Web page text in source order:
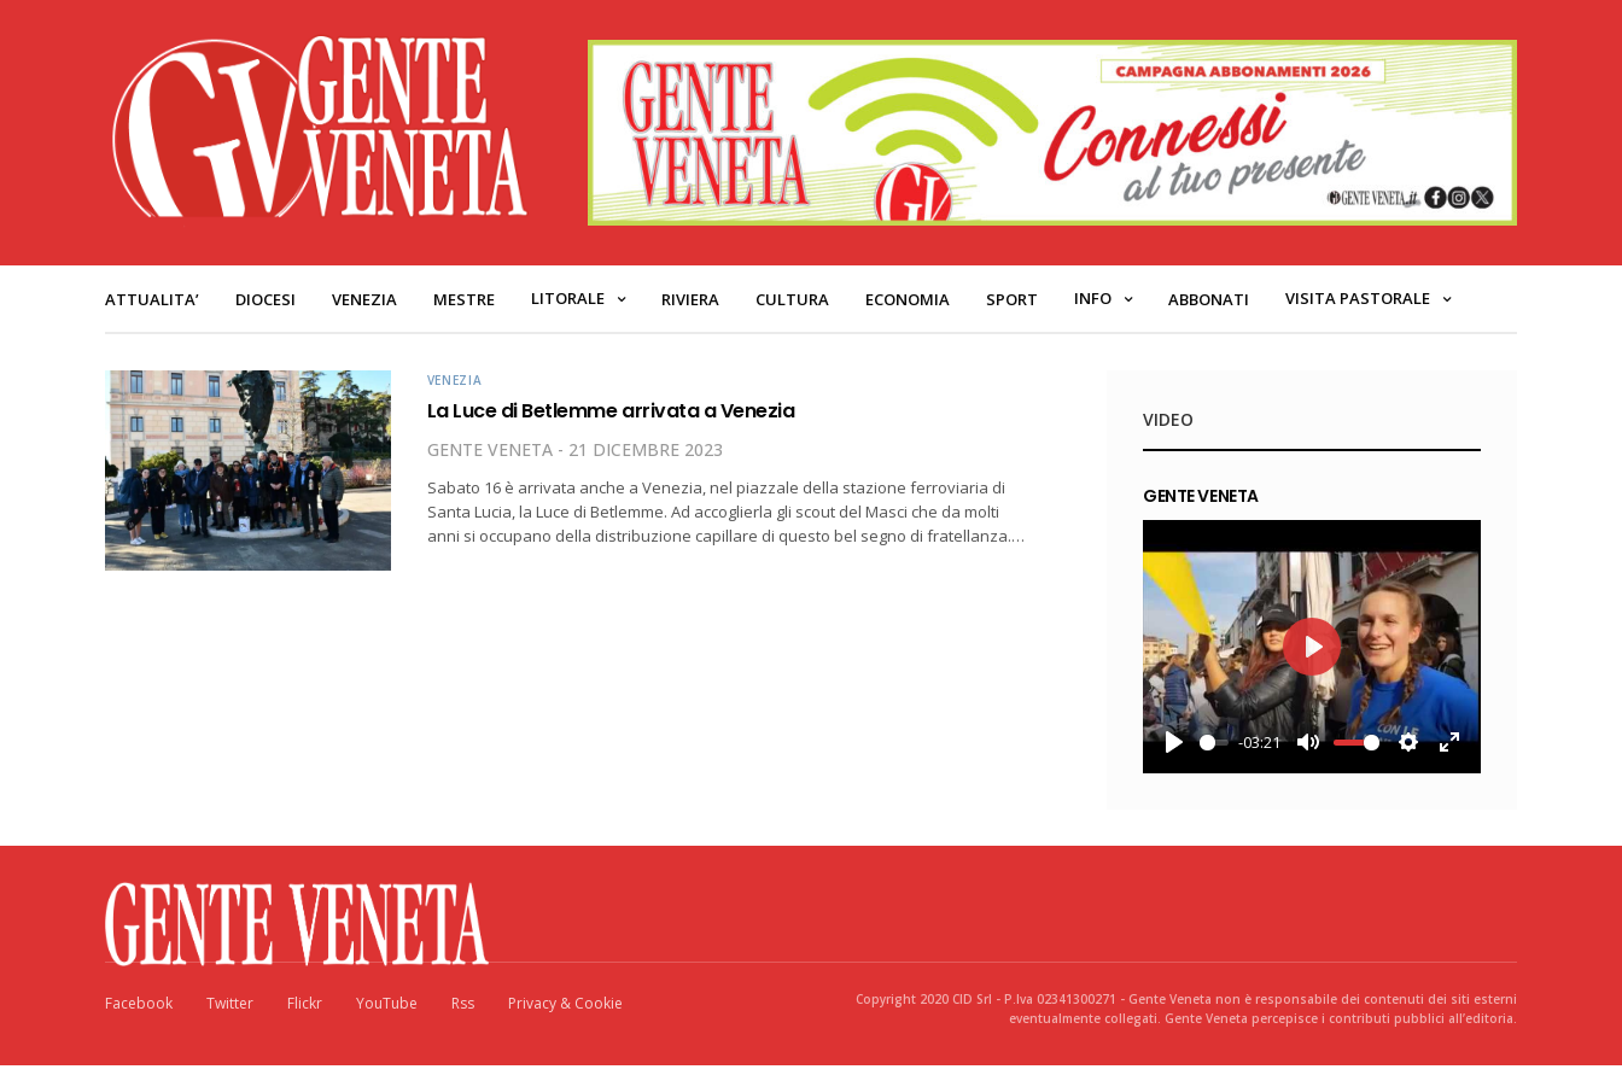
ATTUALITA’ DIOCESI VENEZIA MESTRE LITORALE RIVIERA CULTURA ECONOMIA SPORT INFO ABBONATI VISITA PASTORALE
VENEZIA
La Luce di Betlemme arrivata a Venezia
GENTE VENETA 21 DICEMBRE 2023
Sabato 16 è arrivata anche a Venezia, nel piazzale della stazione ferroviaria di
Santa Lucia, la Luce di Betlemme. Ad accoglierla gli scout del Masci che da molti
anni si occupano della distribuzione capillare di questo bel segno di fratellanza.…
VIDEO
GENTE VENETA
-03:21
Play
Facebook Twitter Flickr YouTube Rss Privacy & Cookie
Copyright 2020 CID Srl - P.Iva 02341300271 - Gente Veneta non è responsabile dei contenuti dei siti esterni
eventualmente collegati. Gente Veneta percepisce i contributi pubblici all’editoria.